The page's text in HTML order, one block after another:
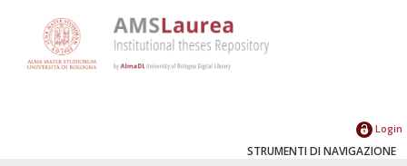
Login
STRUMENTI DI NAVIGAZIONE